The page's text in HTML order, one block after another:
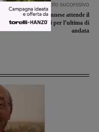
Articolo successivo
La Futsal Sangiovannese attende il
Montesicuro Tre Colli per l’ultima di
andata